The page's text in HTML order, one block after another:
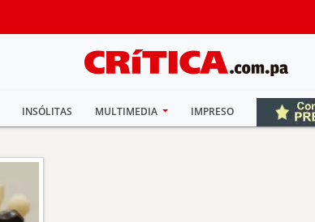
INSÓLITAS MULTIMEDIA IMPRESO